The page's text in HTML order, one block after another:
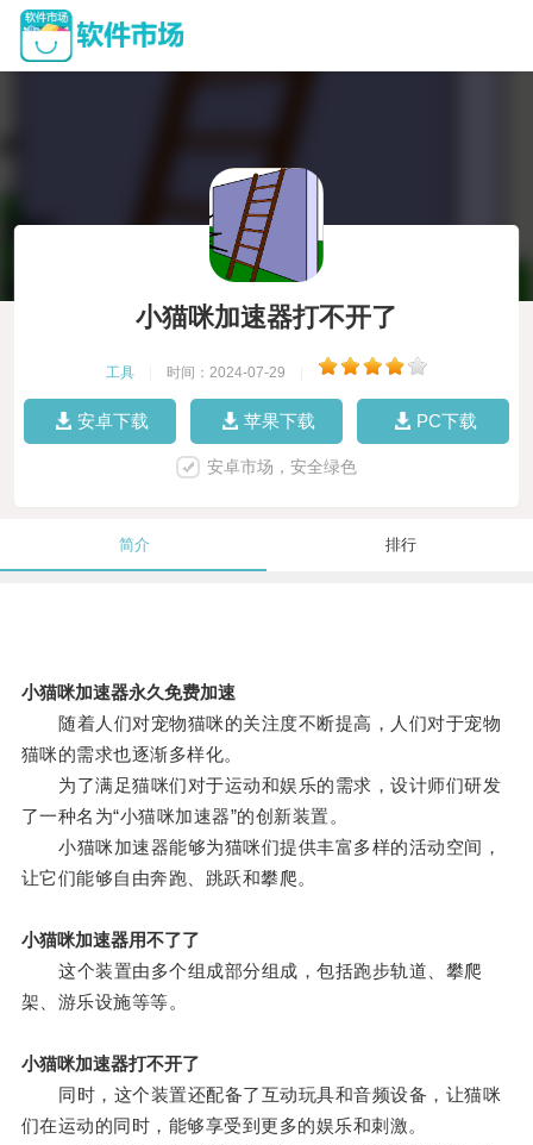
小猫咪加速器打不开了
工具 时间：2024-07-29
安卓下载 苹果下载 PC下载
安卓市场，安全绿色
简介 排行
小猫咪加速器永久免费加速
随着人们对宠物猫咪的关注度不断提高，人们对于宠物
猫咪的需求也逐渐多样化。
为了满足猫咪们对于运动和娱乐的需求，设计师们研发
了一种名为“小猫咪加速器”的创新装置。
小猫咪加速器能够为猫咪们提供丰富多样的活动空间，
让它们能够自由奔跑、跳跃和攀爬。
小猫咪加速器用不了了
这个装置由多个组成部分组成，包括跑步轨道、攀爬
架、游乐设施等等。
小猫咪加速器打不开了
同时，这个装置还配备了互动玩具和音频设备，让猫咪
们在运动的同时，能够享受到更多的娱乐和刺激。